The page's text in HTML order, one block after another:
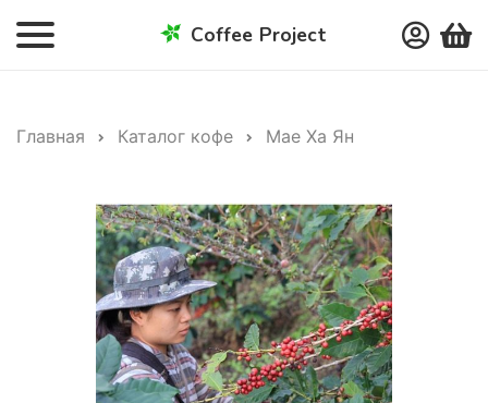
Coffee Project
Главная Каталог кофе Мае Ха Ян